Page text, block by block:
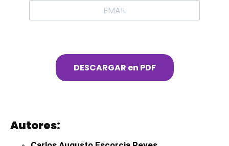
DESCARGAR en PDF
Autores: